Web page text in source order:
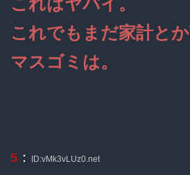
これでもまだ家計と
マスゴミは。
5 ： ID:vMk3vLUz0.net